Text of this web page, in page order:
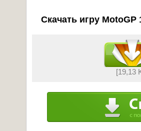
Скачать игру MotoGP
[19,13